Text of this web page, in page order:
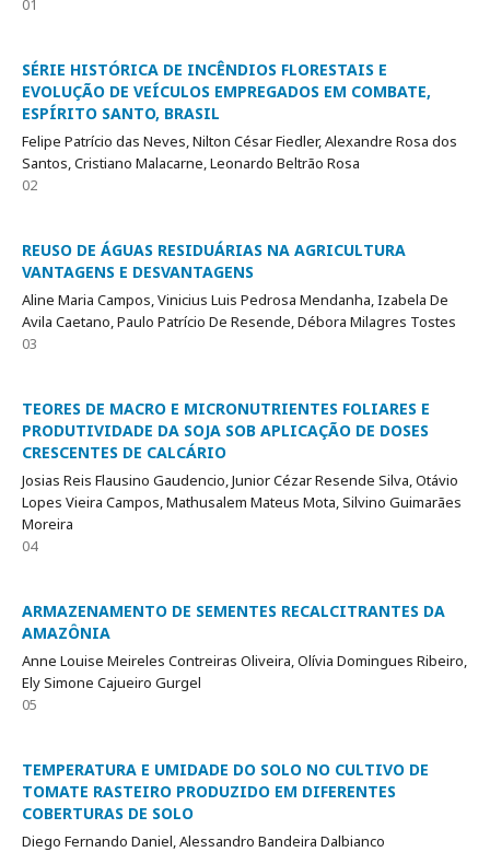
01
SÉRIE HISTÓRICA DE INCÊNDIOS FLORESTAIS E
EVOLUÇÃO DE VEÍCULOS EMPREGADOS EM COMBATE,
ESPÍRITO SANTO, BRASIL
Felipe Patrício das Neves, Nilton César Fiedler, Alexandre Rosa dos
Santos, Cristiano Malacarne, Leonardo Beltrão Rosa
02
REUSO DE ÁGUAS RESIDUÁRIAS NA AGRICULTURA
VANTAGENS E DESVANTAGENS
Aline Maria Campos, Vinicius Luis Pedrosa Mendanha, Izabela De
Avila Caetano, Paulo Patrício De Resende, Débora Milagres Tostes
03
TEORES DE MACRO E MICRONUTRIENTES FOLIARES E
PRODUTIVIDADE DA SOJA SOB APLICAÇÃO DE DOSES
CRESCENTES DE CALCÁRIO
Josias Reis Flausino Gaudencio, Junior Cézar Resende Silva, Otávio
Lopes Vieira Campos, Mathusalem Mateus Mota, Silvino Guimarães
Moreira
04
ARMAZENAMENTO DE SEMENTES RECALCITRANTES DA
AMAZÔNIA
Anne Louise Meireles Contreiras Oliveira, Olívia Domingues Ribeiro,
Ely Simone Cajueiro Gurgel
05
TEMPERATURA E UMIDADE DO SOLO NO CULTIVO DE
TOMATE RASTEIRO PRODUZIDO EM DIFERENTES
COBERTURAS DE SOLO
Diego Fernando Daniel, Alessandro Bandeira Dalbianco